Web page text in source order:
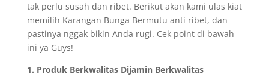
tak perlu susah dan ribet. Berikut akan kami ulas kiat
memilih Karangan Bunga Bermutu anti ribet, dan
pastinya nggak bikin Anda rugi. Cek point di bawah
ini ya Guys!
1. Produk Berkwalitas Dijamin Berkwalitas